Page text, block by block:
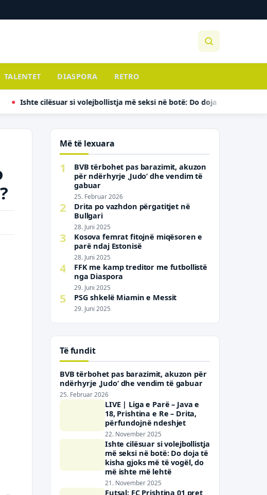
TALENTET DIASPORA RETRO
cilësuar si volejbollistja më seksi në botë: Do doja të kisha gjoks më të
Më të lexuara
1
BVB tërbohet pas barazimit, akuzon
për ndërhyrje ‚Judo‘ dhe vendim të
gabuar
25. Februar 2026
2
Drita po vazhdon përgatitjet në
Bullgari
28. Juni 2025
3
Kosova femrat fitojnë miqësoren e
parë ndaj Estonisë
28. Juni 2025
4
FFK me kamp treditor me futbollistë
nga Diaspora
29. Juni 2025
5 PSG shkelë Miamin e Messit
29. Juni 2025
Të fundit
BVB tërbohet pas barazimit, akuzon për
ndërhyrje ‚Judo‘ dhe vendim të gabuar
25. Februar 2026
LIVE | Liga e Parë – Java e
18, Prishtina e Re – Drita,
përfundojnë ndeshjet
22. November 2025
Ishte cilësuar si volejbollistja
më seksi në botë: Do doja të
kisha gjoks më të vogël, do
më ishte më lehtë
21. November 2025
Futsal: FC Prishtina 01 pret